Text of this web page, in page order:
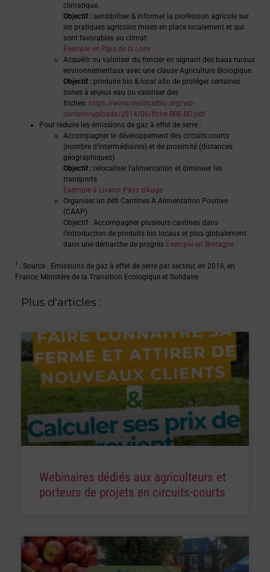
climatique.
Objectif : sensibiliser & informer la profession agricole sur
les pratiques agricoles mises en place localement et qui
sont favorables au climat
Exemple en Pays de la Loire
Acquérir ou valoriser du foncier en signant des baux ruraux
environnementaux avec une clause Agriculture Biologique
Objectif : produire bio & local afin de protéger certaines
zones à enjeux eau ou valoriser des
friches: https://www.devlocalbio.org/wp-
content/uploads/2014/06/fiche-BRE-BD.pdf
Pour réduire les émissions de gaz à effet de serre :
Accompagner le développement des circuits-courts
(nombre d’intermédiaires) et de proximité (distances
géographiques).
Objectif : relocaliser l’alimentation et diminuer les
transports
Exemple à Livarot Pays d’Auge
Organiser un défi Cantines A Alimentation Positive
(CAAP).
Objectif : Accompagner plusieurs cantines dans
l’introduction de produits bio locaux et plus globalement
dans une démarche de progrès Exemple en Bretagne
1 : Source : Emissions de gaz à effet de serre par secteur, en 2016, en
France, Ministère de la Transition Ecologique et Solidaire
Plus d'articles :
Webinaires dédiés aux agriculteurs et
porteurs de projets en circuits-courts